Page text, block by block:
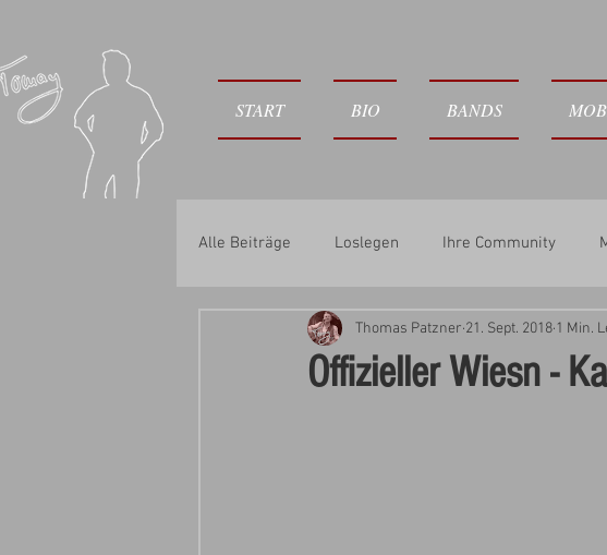
START BIO BANDS
Alle Beiträge Loslegen Ihre Community
Offizieller Wiesn -
Thomas Patzner 21. Sept. 2018 1 Min.